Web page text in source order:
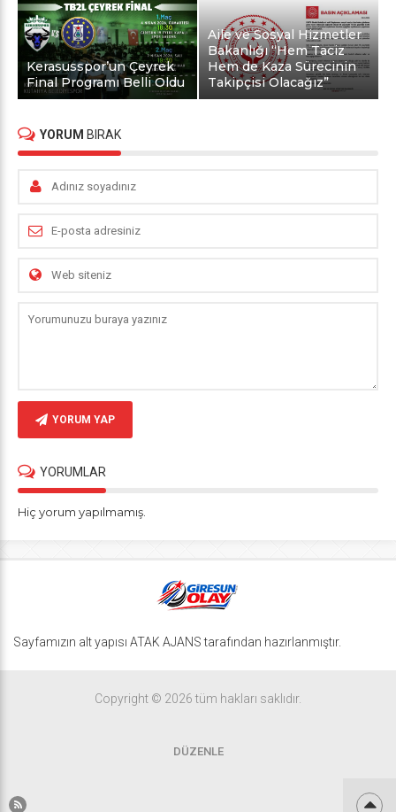
Kerasusspor’un Çeyrek
Final Programı Belli Oldu
Aile ve Sosyal Hizmetler
Bakanlığı “Hem Taciz
Hem de Kaza Sürecinin
Takipçisi Olacağız”
YORUM BIRAK
YORUM YAP
YORUMLAR
Hiç yorum yapılmamış.
Sayfamızın alt yapısı ATAK AJANS tarafından hazırlanmıştır.
Copyright © 2026 tüm hakları saklıdır.
DÜZENLE